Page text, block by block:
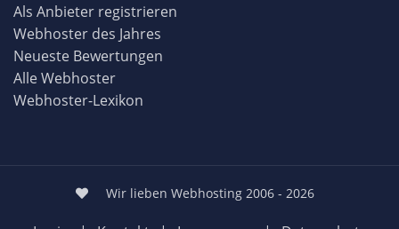
Als Anbieter registrieren
Webhoster des Jahres
Neueste Bewertungen
Alle Webhoster
Webhoster-Lexikon
Wir lieben Webhosting 2006 - 2026